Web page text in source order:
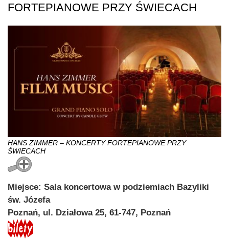
FORTEPIANOWE PRZY ŚWIECACH
HANS ZIMMER – KONCERTY FORTEPIANOWE PRZY
ŚWIECACH
Miejsce: Sala koncertowa w podziemiach Bazyliki
św. Józefa
Poznań, ul. Działowa 25, 61-747, Poznań